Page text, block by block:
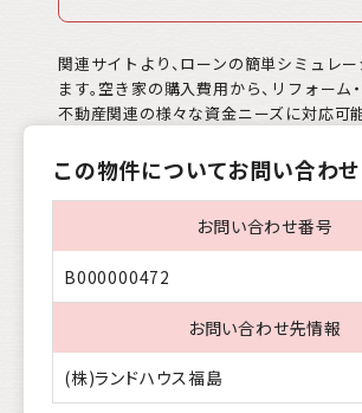
関連サイトより、ローンの簡単シミュレ
ます。空き家の購入費用から、リフォーム
不動産関連の様々な資金ニーズに対応可能
この物件についてお問い合わせ
お問い合わせ番号
B000000472
お問い合わせ先情報
(株)ランドハウス福島